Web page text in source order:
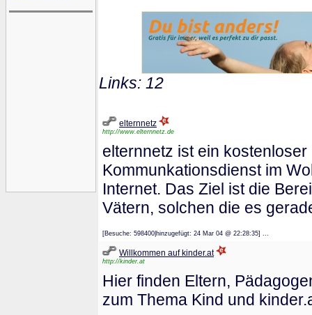
Links: 12
elternnetz
http://www.elternnetz.de
elternnetz ist ein
Kommunkationsdienst im
Internet. Das Ziel ist die
Vätern, solchen die es
[Besuche: 598400|hinzugefügt: 24 Mar 04 @ 22:28:35] ...
Willkommen auf kinder.at
http://kinder.at
Hier finden Eltern,
zum Thema Kind und